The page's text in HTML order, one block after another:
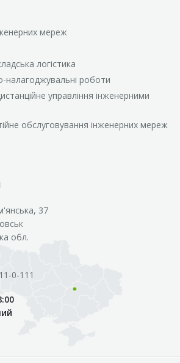
мереж
логістика
налагоджувальні роботи
управління інженерними
обслуговування інженерних мереж
37
обл.
0-111